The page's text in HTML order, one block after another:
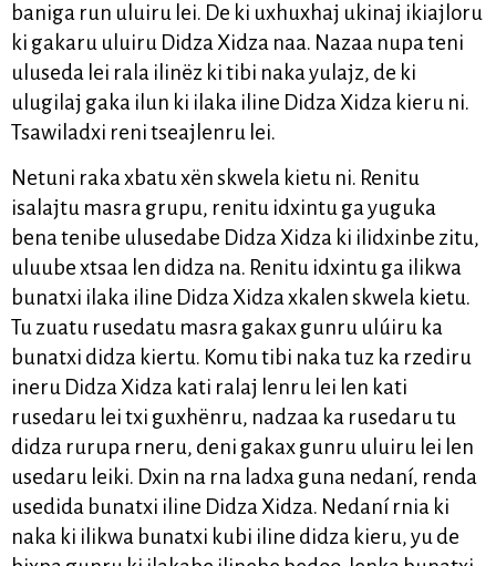
baniga run uluiru lei. De ki uxhuxhaj ukinaj ikiajloru
ki gakaru uluiru Didza Xidza naa. Nazaa nupa teni
uluseda lei rala ilinëz ki tibi naka yulajz, de ki
ulugilaj gaka ilun ki ilaka iline Didza Xidza kieru ni.
Tsawiladxi reni tseajlenru lei.
Netuni raka xbatu xën skwela kietu ni. Renitu
isalajtu masra grupu, renitu idxintu ga yuguka
bena tenibe ulusedabe Didza Xidza ki ilidxinbe zitu,
uluube xtsaa len didza na. Renitu idxintu ga ilikwa
bunatxi ilaka iline Didza Xidza xkalen skwela kietu.
Tu zuatu rusedatu masra gakax gunru ulúiru ka
bunatxi didza kiertu. Komu tibi naka tuz ka rzediru
ineru Didza Xidza kati ralaj lenru lei len kati
rusedaru lei txi guxhënru, nadzaa ka rusedaru tu
didza rurupa rneru, deni gakax gunru uluiru lei len
usedaru leiki. Dxin na rna ladxa guna nedaní, renda
usedida bunatxi iline Didza Xidza. Nedaní rnia ki
naka ki ilikwa bunatxi kubi iline didza kieru, yu de